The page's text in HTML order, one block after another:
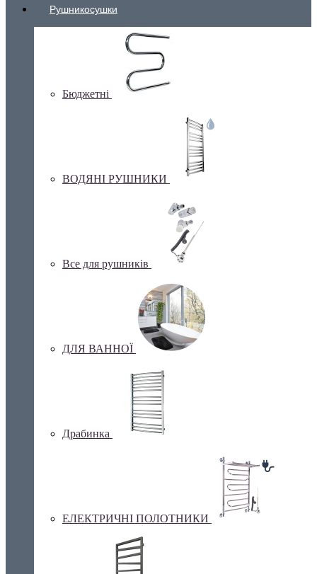
Рушникосушки
Бюджетні
ВОДЯНІ РУШНИКИ
Все для рушників
ДЛЯ ВАННОЇ
Драбинка
ЕЛЕКТРИЧНІ ПОЛОТНИКИ